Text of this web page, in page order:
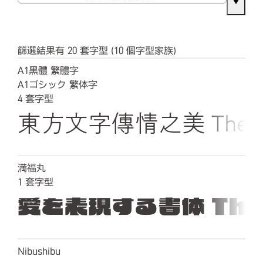
篩選結果有 20 套字型 (10 個字型家族)
A1黑體 繁體字
A1ゴシック 繁体字
4套字型
東方文字傳情之美 The
満福丸
1 套字型
愛を表現する書
Nibushibu